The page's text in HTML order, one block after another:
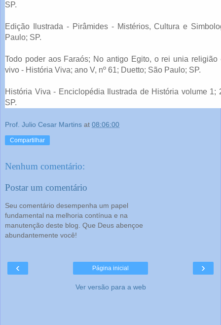
SP.
Edição Ilustrada - Pirâmides - Mistérios, Cultura e
Paulo; SP.
Todo poder aos Faraós; No antigo Egito, o rei unia
vivo - História Viva; ano V, nº 61; Duetto; São Paulo; SP.
História Viva - Enciclopédia Ilustrada de História volume 1;
SP.
Prof. Julio Cesar Martins at 08:06:00
Compartilhar
Nenhum comentário:
Postar um comentário
Seu comentário desempenha um papel
fundamental na melhoria contínua e na
manutenção deste blog. Que Deus abençoe
abundantemente você!
‹ ›
Página inicial
Ver versão para a web